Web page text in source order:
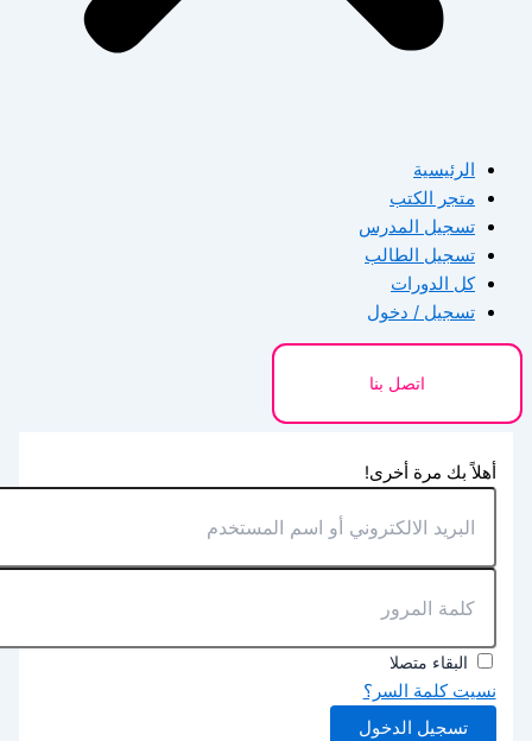
الرئيسية
متجر الكتب
تسجيل المدرس
تسجيل الطالب
كل الدورات
تسجيل / دخول
اتصل بنا
أهلاً بك مرة أخرى!
البقاء متصلا
نسيت كلمة السر؟
تسجيل الدخول